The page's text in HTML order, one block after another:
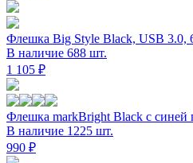
Флешка Big Style Black, USB 3.0,
В наличие 688 шт.
1 105 ₽
Флешка markBright Black с синей
В наличие 1225 шт.
990 ₽